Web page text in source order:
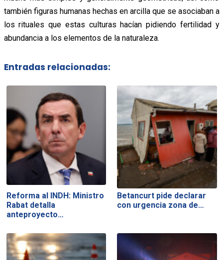
también figuras humanas hechas en arcilla que se asociaban a
los rituales que estas culturas hacían pidiendo fertilidad y
abundancia a los elementos de la naturaleza.
Entradas relacionadas:
Reforma al INDH: Ministro
Rabat detalla
anteproyecto…
Betancurt pide declarar
con urgencia zona de…